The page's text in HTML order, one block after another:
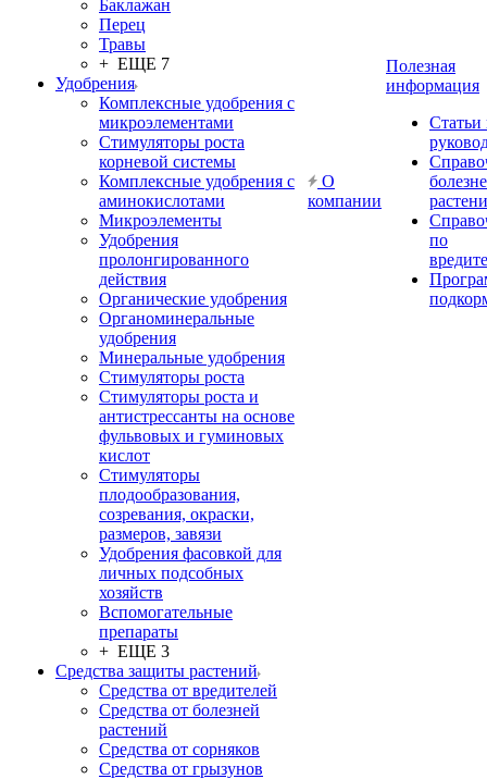
Баклажан
Перец
Травы
+ ЕЩЕ 7
Удобрения
Комплексные удобрения с
микроэлементами
Стимуляторы роста
корневой системы
Комплексные удобрения с
аминокислотами
Микроэлементы
Удобрения
пролонгированного
действия
Органические удобрения
Органоминеральные
удобрения
Минеральные удобрения
Стимуляторы роста
Стимуляторы роста и
антистрессанты на основе
фульвовых и гуминовых
кислот
Стимуляторы
плодообразования,
созревания, окраски,
размеров, завязи
Удобрения фасовкой для
личных подсобных
хозяйств
Вспомогательные
препараты
+ ЕЩЕ 3
Средства защиты растений
Средства от вредителей
Средства от болезней
растений
Средства от сорняков
Средства от грызунов
О
компании
Полезная
информация
Статьи
по